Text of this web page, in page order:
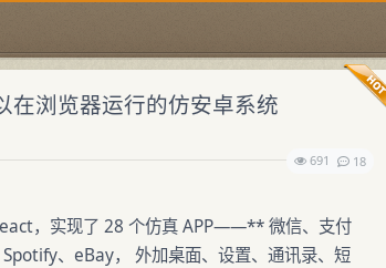
在浏览器运行的仿安卓系统
691
18
，实现了 28 个仿真 APP——** 微信、支付
、eBay， 外加桌面、设置、通讯录、短